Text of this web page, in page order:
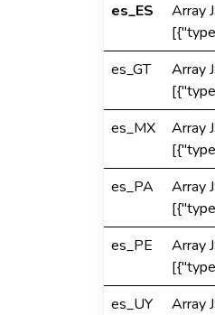
es_ES
Array
es_GT
Array
es_MX
Array
es_PA
Array
es_PE
Array
es_UY
Array